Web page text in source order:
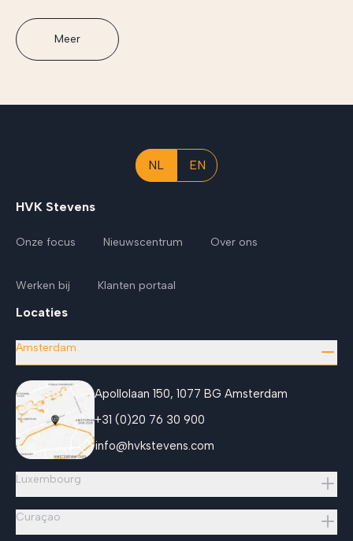
Meer
NL EN
HVK Stevens
Onze focus Nieuwscentrum Over ons
Werken bij Klanten portaal
Locaties
Amsterdam
Apollolaan 150, 1077 BG Amsterdam
+31 (0)20 76 30 900
info@hvkstevens.com
Luxembourg
Curaçao